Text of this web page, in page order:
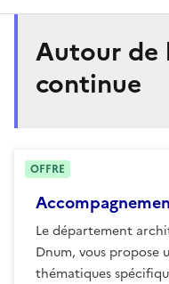
Autour de
continue
Le département
Dnum, vous propose
thématiques
OFFRE